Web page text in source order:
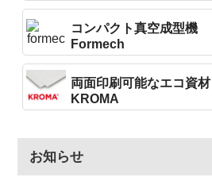
コンパクト真空成型機
Formech
両面印刷可能なエコ資材
KROMA
お知らせ